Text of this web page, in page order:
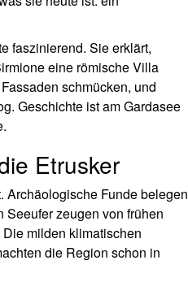
faszinierend. Sie erklärt,
eine römische Villa
schmücken, und
Geschichte ist am Gardasee
Etrusker
Archäologische Funde belegen
Seeufer zeugen von frühen
milden klimatischen
die Region schon in